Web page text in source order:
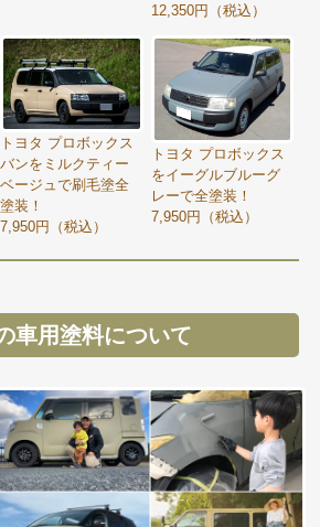
12,350円（税込）
トヨタ プロボックス
バンをミルクティー
ベージュで刷毛塗全
塗装！
7,950円（税込）
トヨタ プロボックス
をイーグルブルーグ
レーで全塗装！
7,950円（税込）
車用塗料について